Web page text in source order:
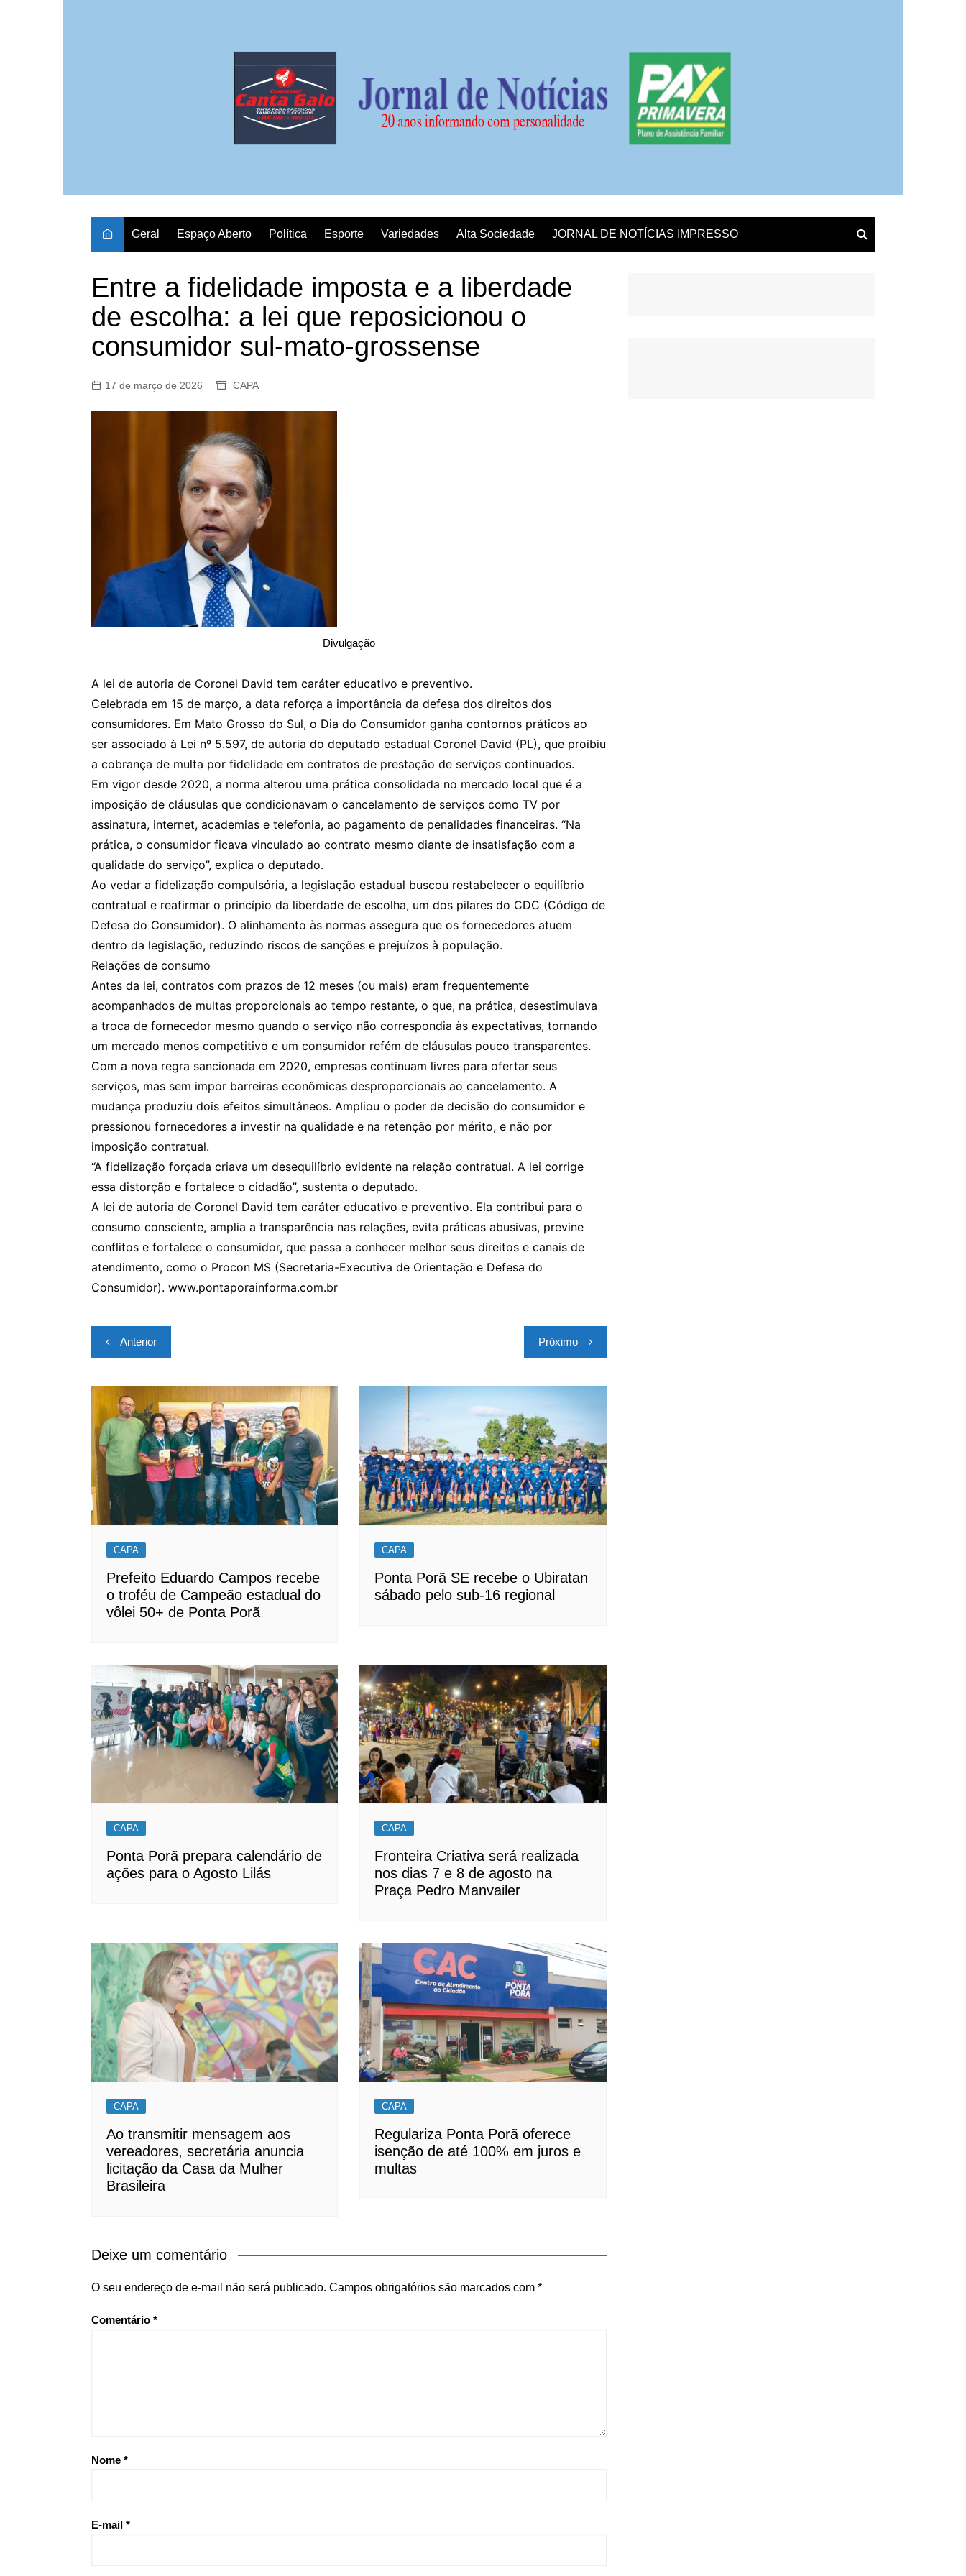
Geral Espaço Aberto Política Esporte Variedades Alta Sociedade JORNAL DE NOTÍCIAS IMPRESSO
Entre a fidelidade imposta e a liberdade
de escolha: a lei que reposicionou o
consumidor sul-mato-grossense
17 de março de 2026 CAPA
Divulgação
A lei de autoria de Coronel David tem caráter educativo e preventivo.
Celebrada em 15 de março, a data reforça a importância da defesa dos direitos dos
consumidores. Em Mato Grosso do Sul, o Dia do Consumidor ganha contornos práticos ao
ser associado à Lei nº 5.597, de autoria do deputado estadual Coronel David (PL), que proibiu
a cobrança de multa por fidelidade em contratos de prestação de serviços continuados.
Em vigor desde 2020, a norma alterou uma prática consolidada no mercado local que é a
imposição de cláusulas que condicionavam o cancelamento de serviços como TV por
assinatura, internet, academias e telefonia, ao pagamento de penalidades financeiras. “Na
prática, o consumidor ficava vinculado ao contrato mesmo diante de insatisfação com a
qualidade do serviço”, explica o deputado.
Ao vedar a fidelização compulsória, a legislação estadual buscou restabelecer o equilíbrio
contratual e reafirmar o princípio da liberdade de escolha, um dos pilares do CDC (Código de
Defesa do Consumidor). O alinhamento às normas assegura que os fornecedores atuem
dentro da legislação, reduzindo riscos de sanções e prejuízos à população.
Relações de consumo
Antes da lei, contratos com prazos de 12 meses (ou mais) eram frequentemente
acompanhados de multas proporcionais ao tempo restante, o que, na prática, desestimulava
a troca de fornecedor mesmo quando o serviço não correspondia às expectativas, tornando
um mercado menos competitivo e um consumidor refém de cláusulas pouco transparentes.
Com a nova regra sancionada em 2020, empresas continuam livres para ofertar seus
serviços, mas sem impor barreiras econômicas desproporcionais ao cancelamento. A
mudança produziu dois efeitos simultâneos. Ampliou o poder de decisão do consumidor e
pressionou fornecedores a investir na qualidade e na retenção por mérito, e não por
imposição contratual.
“A fidelização forçada criava um desequilíbrio evidente na relação contratual. A lei corrige
essa distorção e fortalece o cidadão”, sustenta o deputado.
A lei de autoria de Coronel David tem caráter educativo e preventivo. Ela contribui para o
consumo consciente, amplia a transparência nas relações, evita práticas abusivas, previne
conflitos e fortalece o consumidor, que passa a conhecer melhor seus direitos e canais de
atendimento, como o Procon MS (Secretaria-Executiva de Orientação e Defesa do
Consumidor). www.pontaporainforma.com.br
Navegação
de
Post
Anterior Próximo
CAPA
Prefeito Eduardo Campos recebe
o troféu de Campeão estadual do
vôlei 50+ de Ponta Porã
CAPA
Ponta Porã SE recebe o Ubiratan
sábado pelo sub-16 regional
CAPA
Ponta Porã prepara calendário de
ações para o Agosto Lilás
CAPA
Fronteira Criativa será realizada
nos dias 7 e 8 de agosto na
Praça Pedro Manvailer
CAPA
Ao transmitir mensagem aos
vereadores, secretária anuncia
licitação da Casa da Mulher
Brasileira
CAPA
Regulariza Ponta Porã oferece
isenção de até 100% em juros e
multas
Deixe um comentário
O seu endereço de e-mail não será publicado. Campos obrigatórios são marcados com *
Comentário *
Nome *
E-mail *